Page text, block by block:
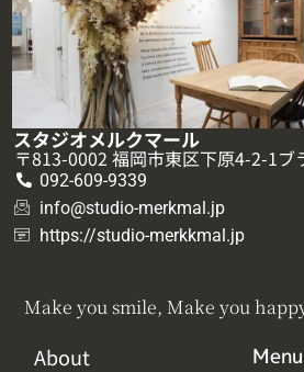
スタジオメルクマール
〒813-0002 福岡市東区下原4-2-1ブ
092-609-9339
info@studio-merkmal.jp
https://studio-merkkmal.jp
Make you smile, Make you
About Menu